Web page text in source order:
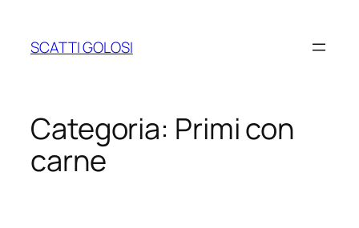
contenuto
SCATTI GOLOSI
Categoria: Primi con
carne